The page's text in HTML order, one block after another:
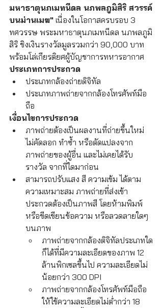
มหาธาตุนภเมทนีดล นภพลภูมิสิริ สวรรค์
บนม่านเมฆ" เนื่องในโอกาสครบรอบ 3
ทศวรรษ พระมหาธาตุนภเมทนีดล นภพลภูมิ
สิริ ชิงเงินรางวัลมูลรวมกว่า 90,000 บาท
พร้อมโล่เกียรติยศผู้บัญชาการทหารอากาศ
ประเภทการประกวด
ประเภทกล้องถ่ายดิจิทัล
ประเภทภาพถ่ายจากกล้องโทรศัพท์มือ
ถือ
เงื่อนไขการประกวด
ภาพถ่ายต้องเป็นผลงานที่ถ่ายขึ้นใหม่
ไม่คัดลอก ทำซ้ำ หรือดัดแปลงจาก
ภาพถ่ายของผู้อื่น และไม่เคยได้รับ
รางวัล จากที่ใดมาก่อน
สามารถปรับแสง สี ความเข้ม ได้ตาม
ความเหมาะสม ภาพถ่ายที่ส่งเข้า
ประกวดต้องเป็นภาพสี โดยห้ามพิมพ์
หรือขีดเขียนข้อความ หรือลวดลายใดๆ
บนภาพ
ภาพถ่ายจากกล้องติจิทัลประเภทใด
ก็ได้ที่มีความละเอียดของภาพ 12
ล้านพิกเซลขึ้นไป ความละเอียดไม่
น้อยกว่า 300 DPI
ภาพถ่ายจากกล้องโทรศัพท์มือถือ
ให้ใช้ความละเอียดไม่ต่ำกว่า 18